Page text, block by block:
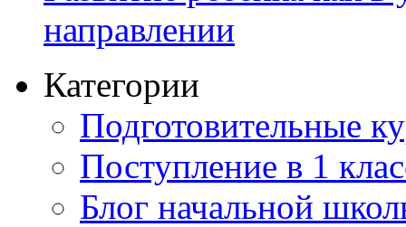
направлении
Категории
Подготовительные
Поступление в 1
Блог начальной